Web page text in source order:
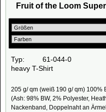
Fruit of the Loom
Typ: 61-044-0
heavy T-Shirt
205 g/ qm (weiß 190 g/ qm) 100%
(Ash: 98% BW, 2% Polyester,
Nackenband, Doppelnaht an